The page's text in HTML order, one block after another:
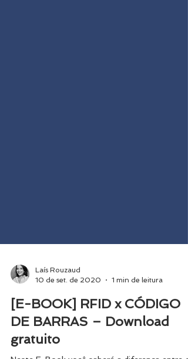
Laís Rouzaud
10 de set. de 2020
1 min de leitura
[E-BOOK] RFID x CÓDIGO